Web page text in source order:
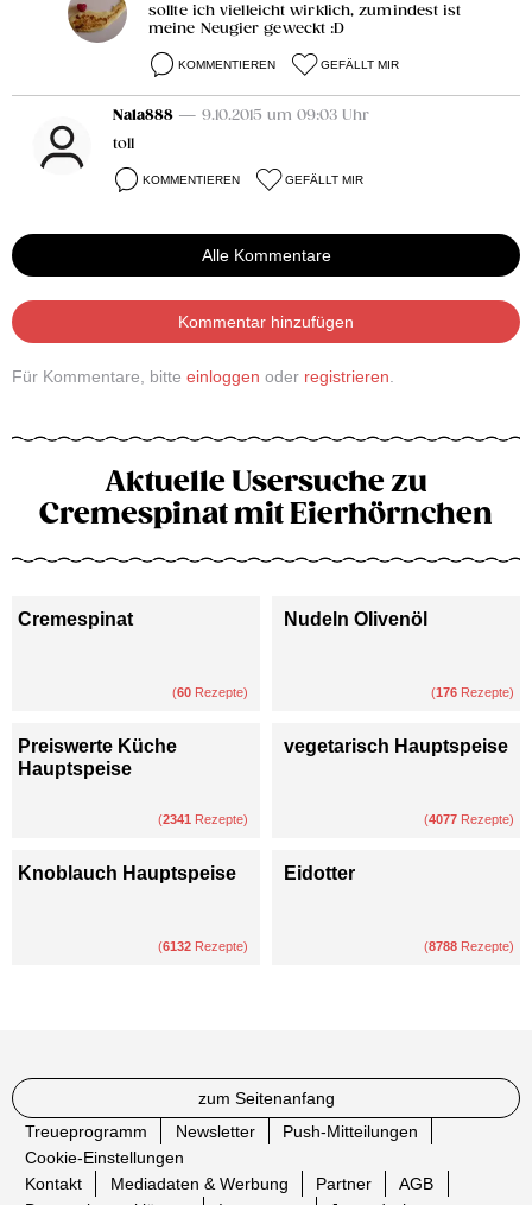
sollte ich vielleicht wirklich, zumindest ist
meine Neugier geweckt :D
KOMMENTIEREN GEFÄLLT MIR
Nala888 — 9.10.2015 um 09:03 Uhr
toll
KOMMENTIEREN GEFÄLLT MIR
Alle Kommentare
Kommentar hinzufügen
Für Kommentare, bitte einloggen oder registrieren
Aktuelle Usersuche zu
Cremespinat mit Eierhörnchen
Cremespinat
(60 Rezepte)
Nudeln Olivenöl
(176 Rezepte)
Preiswerte Küche
Hauptspeise
(2341 Rezepte)
vegetarisch Hauptspeise
(4077 Rezepte)
Knoblauch Hauptspeise
(6132 Rezepte)
Eidotter
(8788 Rezepte)
zum Seitenanfang
Treueprogramm
Newsletter
Push-Mitteilungen
Cookie-Einstellungen
Kontakt
Mediadaten & Werbung Partner
AGB